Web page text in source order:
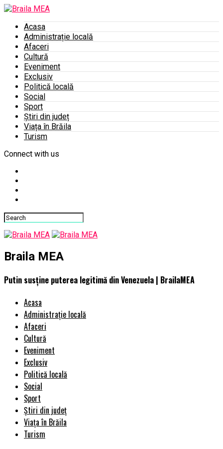
Acasa
Administrație locală
Afaceri
Cultură
Eveniment
Exclusiv
Politică locală
Social
Sport
Știri din județ
Viața în Brăila
Turism
Connect with us
Braila MEA
Putin susține puterea legitimă din Venezuela | BrailaMEA
Acasa
Administrație locală
Afaceri
Cultură
Eveniment
Exclusiv
Politică locală
Social
Sport
Știri din județ
Viața în Brăila
Turism